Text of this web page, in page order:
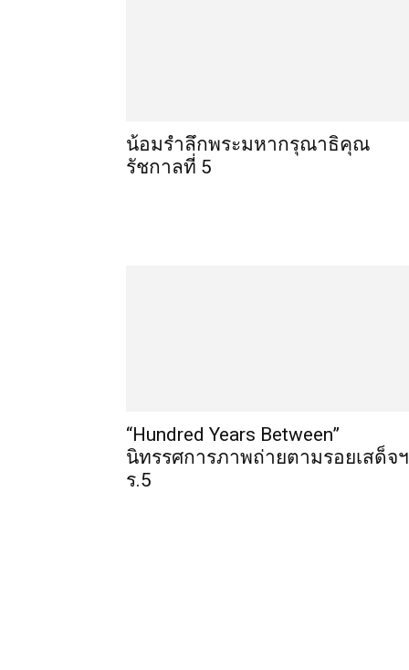
น้อมรำลึกพระมหากรุณาธิคุณ
รัชกาลที่ 5
“Hundred Years Between”
นิทรรศการภาพถ่ายตามรอยเสด็จฯ
ร.5